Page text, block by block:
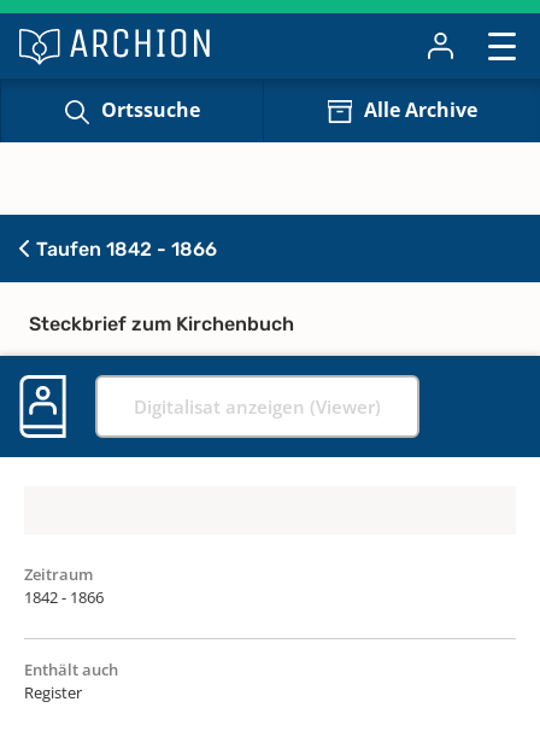
Ortssuche Alle Archive
Taufen 1842 - 1866
Steckbrief zum Kirchenbuch
Digitalisat anzeigen (Viewer)
Zeitraum
1842 - 1866
Enthält auch
Register